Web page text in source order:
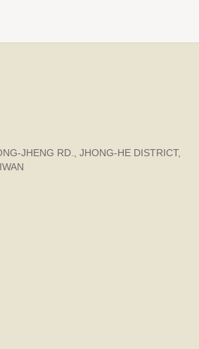
JHENG RD., JHONG-HE DISTRICT,